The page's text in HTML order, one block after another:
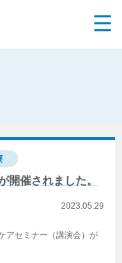
開催されました。
2023.05.29
アセミナー（講演会）が